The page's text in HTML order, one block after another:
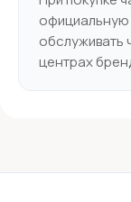
обслуживать
центрах